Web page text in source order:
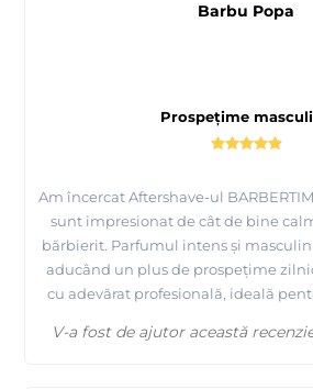
Prospețime
Am încercat Aftershave-ul
sunt impresionat de cât de bine
bărbierit. Parfumul intens și
aducând un plus de prospețime
cu adevărat profesională, ideală
Barbu Popa
V-a fost de ajutor această